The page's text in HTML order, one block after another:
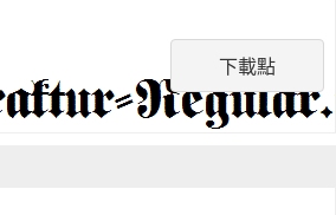
下載點